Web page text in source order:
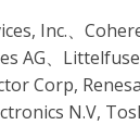
Inc.、
AG、
Corp,
N.V,